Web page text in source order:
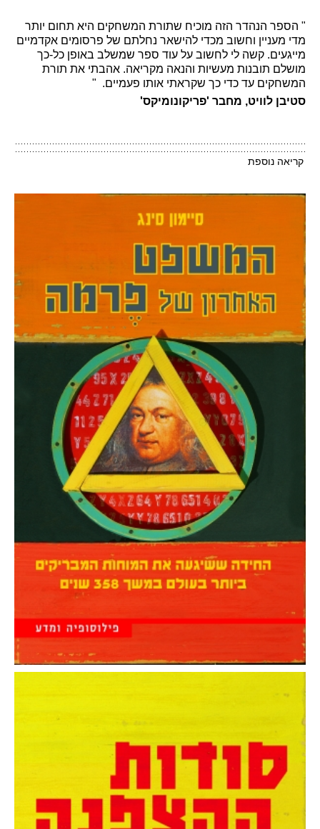
" הספר הנהדר הזה מוכיח שתורת המשחקים היא תחום יותר
מדי מעניין וחשוב מכדי להישאר נחלתם של פרסומים אקדמיים
מייגעים. קשה לי לחשוב על עוד ספר שמשלב באופן כל-כך
מושלם תובנות מעשיות והנאה מקריאה. אהבתי את תורת
המשחקים עד כדי כך שקראתי אותו פעמיים. "
סטיבן לוויט, מחבר 'פריקונומיקס'
קריאה נוספת